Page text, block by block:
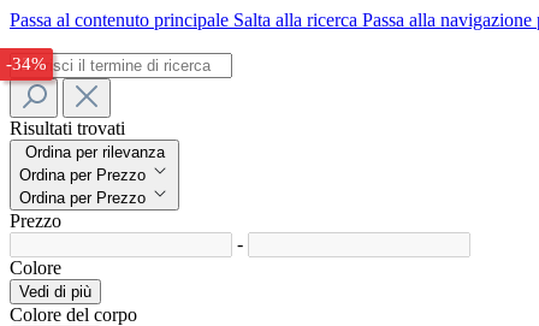
Passa al contenuto principale Salta alla ricerca Passa alla
Risultati trovati
Ordina per rilevanza
Ordina per Prezzo
Ordina per Prezzo
Prezzo
-
Colore
Vedi di più
Colore del corpo
-33%
-34%